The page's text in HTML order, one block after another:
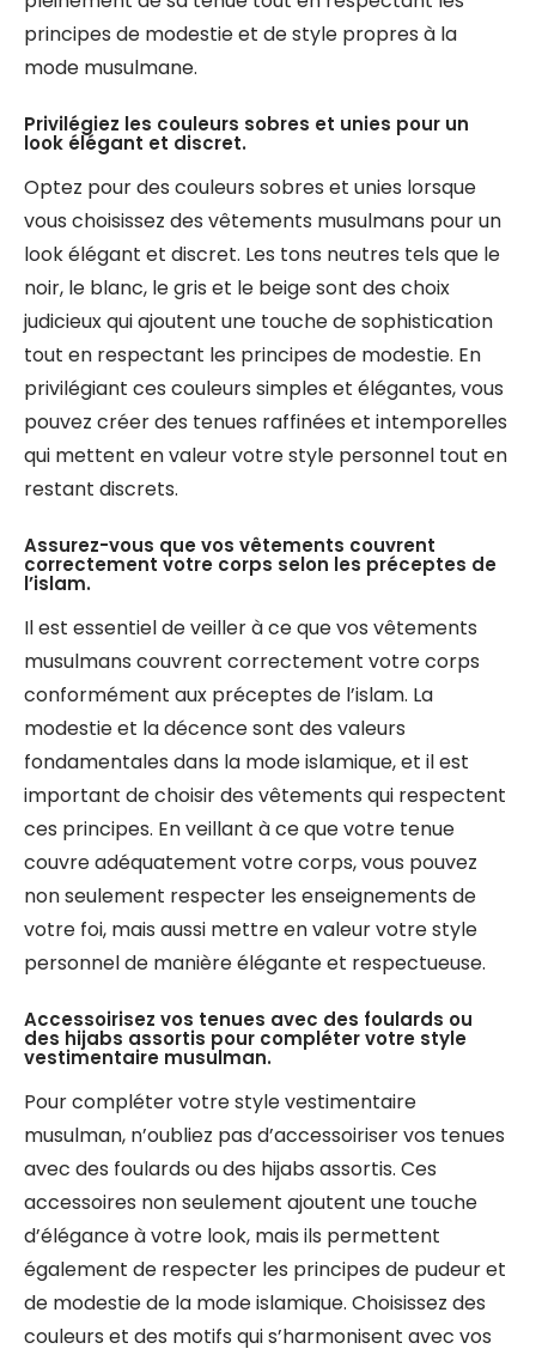
principes de modestie et de style propres à la
mode musulmane.
Privilégiez les couleurs sobres et unies pour un
look élégant et discret.
Optez pour des couleurs sobres et unies lorsque
vous choisissez des vêtements musulmans pour un
look élégant et discret. Les tons neutres tels que le
noir, le blanc, le gris et le beige sont des choix
judicieux qui ajoutent une touche de sophistication
tout en respectant les principes de modestie. En
privilégiant ces couleurs simples et élégantes, vous
pouvez créer des tenues raffinées et intemporelles
qui mettent en valeur votre style personnel tout en
restant discrets.
Assurez-vous que vos vêtements couvrent
correctement votre corps selon les préceptes de
l’islam.
Il est essentiel de veiller à ce que vos vêtements
musulmans couvrent correctement votre corps
conformément aux préceptes de l’islam. La
modestie et la décence sont des valeurs
fondamentales dans la mode islamique, et il est
important de choisir des vêtements qui respectent
ces principes. En veillant à ce que votre tenue
couvre adéquatement votre corps, vous pouvez
non seulement respecter les enseignements de
votre foi, mais aussi mettre en valeur votre style
personnel de manière élégante et respectueuse.
Accessoirisez vos tenues avec des foulards ou
des hijabs assortis pour compléter votre style
vestimentaire musulman.
Pour compléter votre style vestimentaire
musulman, n’oubliez pas d’accessoiriser vos tenues
avec des foulards ou des hijabs assortis. Ces
accessoires non seulement ajoutent une touche
d’élégance à votre look, mais ils permettent
également de respecter les principes de pudeur et
de modestie de la mode islamique. Choisissez des
couleurs et des motifs qui s’harmonisent avec vos